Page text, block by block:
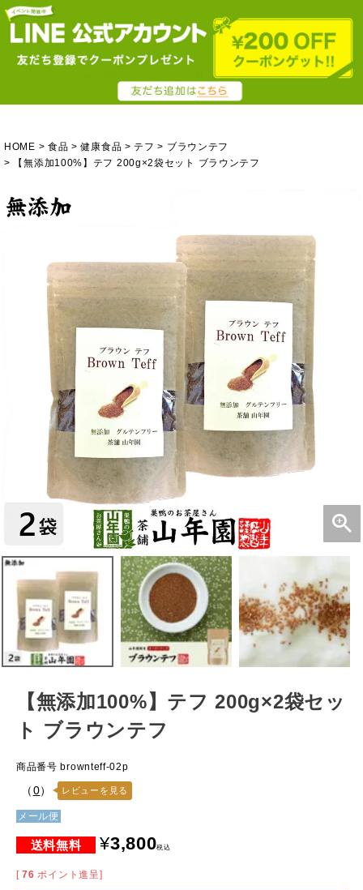
HOME 食品 健康食品 テフ
ブラウンテフ
【無添加100%】テフ 200g×2袋セット ブラウンテフ
【無添加100%】テフ 200g×2袋セッ
ト ブラウンテフ
商品番号 brownteff-02p
（0） レビューを見る
メール便
¥3,800税込
[ 76 ポイント進呈]